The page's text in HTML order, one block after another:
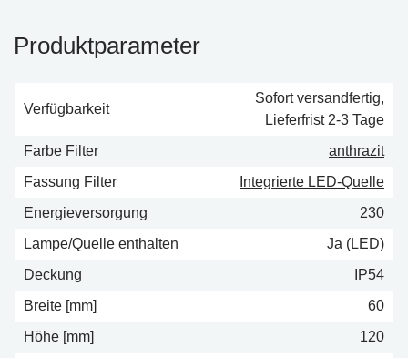
Produktparameter
Verfügbarkeit
Sofort versandfertig,
Lieferfrist 2-3 Tage
Farbe Filter
anthrazit
Fassung Filter
Integrierte LED-Quelle
Energieversorgung
230
Lampe/Quelle enthalten
Ja (LED)
Deckung
IP54
Breite [mm]
60
Höhe [mm]
120